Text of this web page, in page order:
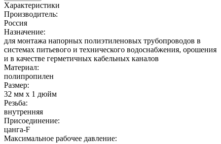
Характеристики
Производитель:
Россия
Назначение:
для монтажа напорных полиэтиленовых трубопроводов в
системах питьевого и технического водоснабжения, орошения
и в качестве герметичных кабельных каналов
Материал:
полипропилен
Размер:
32 мм х 1 дюйм
Резьба:
внутренняя
Присоединение:
цанга-F
Максимальное рабочее давление: